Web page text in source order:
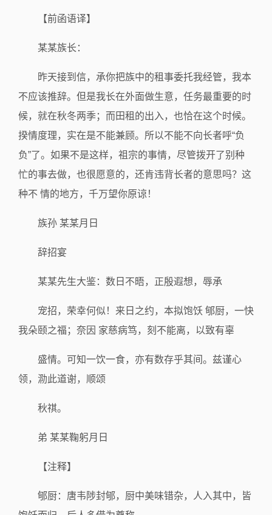
【前函语译】
某某族长：
昨天接到信，承你把族中的租事委托我经管，我本
不应该推辞。但是我长在外面做生意，任务最重要的时
候，就在秋冬两季；而田租的出入，也恰在这个时候。
揆情度理，实在是不能兼顾。所以不能不向长者呼“负
负”了。如果不是这样，祖宗的事情，尽管拨开了别种
忙的事去做，也很愿意的，还肯违背长者的意思吗？这
种不 情的地方，千万望你原谅！
族孙 某某月日
辞招宴
某某先生大鉴：数日不晤，正殷遐想，辱承
宠招，荣幸何似！来日之约，本拟饱饫 郇厨，一快
我朵颐之福；奈因 家慈病笃，刻不能离，以致有辜
盛情。可知一饮一食，亦有数存乎其间。兹谨心
领，泐此道谢，顺颂
秋祺。
弟 某某鞠躬月日
【注释】
郇厨：唐韦陟封郇，厨中美味错杂，人入其中，皆